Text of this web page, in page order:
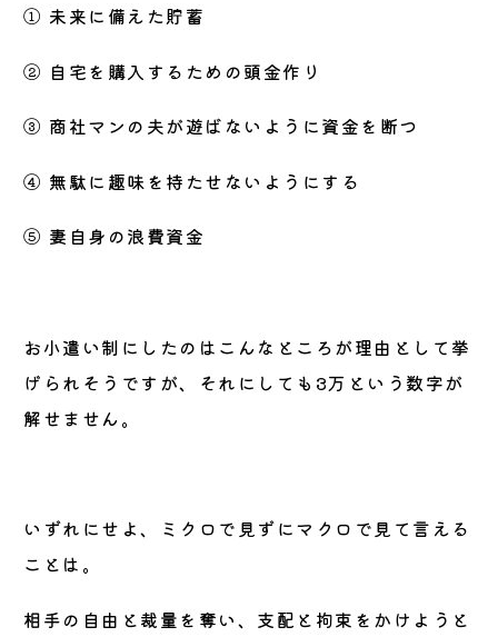
① 未来に備えた貯蓄
② 自宅を購入するための頭金作り
③ 商社マンの夫が遊ばないように資金を断つ
④ 無駄に趣味を持たせないようにする
⑤ 妻自身の浪費資金
お小遣い制にしたのはこんなところが理由として挙
げられそうですが、それにしても3万という数字が
解せません。
いずれにせよ、ミクロで見ずにマクロで見て言える
ことは。
相手の自由と裁量を奪い、支配と拘束をかけようと